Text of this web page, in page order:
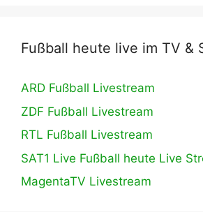
Fußball heute live im TV &
ARD Fußball Livestream
ZDF Fußball Livestream
RTL Fußball Livestream
SAT1 Live Fußball heute Live
MagentaTV Livestream